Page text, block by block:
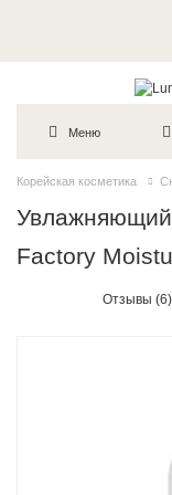
Меню
Корейская косметика
Увлажняющий
Factory
Отзывы (6)